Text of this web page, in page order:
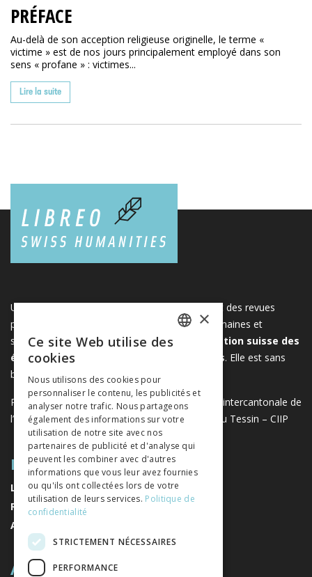
PRÉFACE
Au-delà de son acception religieuse originelle, le terme «
victime » est de nos jours principalement employé dans son
sens « profane » : victimes...
Lire la suite
Une plateforme unique regroupant des livres et des revues
publiés par les éditeurs suisses de sciences humaines et
sociales. Libreo.ch est la propriété de l'
Association suisse des
éditeurs de sciences sociales et humaines. Elle est sans
but lucratif.www.editeurssuisses.ch
Projet réalisé avec le soutien de la Conférence intercantonale de
l’instruction publique de la Suisse romande et du Tessin – CIIP
PLAN DU SITE
LIVRES
REVUES
AUTEURS
A PROPOS
ITALIAN
×
Ce site Web utilise des
cookies
Nous utilisons des cookies pour
personnaliser le contenu, les publicités et
analyser notre trafic. Nous partageons
également des informations sur votre
utilisation de notre site avec nos
partenaires de publicité et d'analyse qui
peuvent les combiner avec d'autres
informations que vous leur avez fournies
ou qu'ils ont collectées lors de votre
utilisation de leurs services. Politique de
confidentialité
STRICTEMENT NÉCESSAIRES
PERFORMANCE